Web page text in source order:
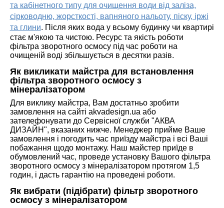
та кабінетного типу для очищення води від заліза,
сірководню, жорсткості, вапняного нальоту, піску, іржі
та глини. Після яких вода у всьому будинку чи квартирі
стає м'якою та чистою. Ресурс та якість роботи
фільтра зворотного осмосу під час роботи на
очищеній воді збільшується в десятки разів.
Як викликати майстра для встановлення
фільтра зворотного осмосу з
мінералізатором
Для виклику майстра, Вам достатньо зробити
замовлення на сайті akvadesign.ua або
зателефонувати до Сервісної служби "АКВА
ДИЗАЙН", вказаних нижче. Менеджер прийме Ваше
замовлення і погодить час приїзду майстра і всі Ваші
побажання щодо монтажу. Наш майстер приїде в
обумовлений час, проведе установку Вашого фільтра
зворотного осмосу з мінералізатором протягом 1,5
годин, і дасть гарантію на проведені роботи.
Як вибрати (підібрати) фільтр зворотного
осмосу з мінералізатором